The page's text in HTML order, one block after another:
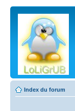
Index du forum